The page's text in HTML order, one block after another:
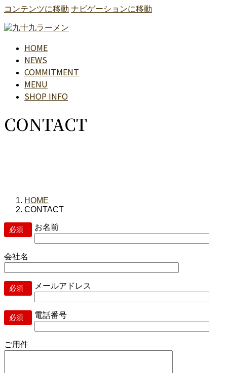
コンテンツに移動 ナビゲーションに移動
HOME
NEWS
COMMITMENT
MENU
SHOP INFO
CONTACT
HOME
CONTACT
必須 お名前
会社名
必須 メールアドレス
必須 電話番号
ご用件